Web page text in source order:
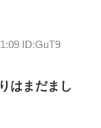
ID:GuT9
はまだまし